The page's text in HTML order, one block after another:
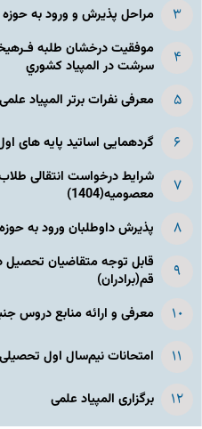
مراحل پذیرش و ورود به
موفقیت درخشان طلبه
سرشت در المپياد كشوري
معرفی نفرات برتر المپیاد
گردهمایی اساتید پایه های
شرایط درخواست انتقالی
معصومیه(1404)
پذیرش داوطلبان ورود به حوزه های
قابل توجه متقاضیان
قم(برادران)
معرفی و ارائه منابع دروس
امتحانات نیم‌سال اول تحصیلی 1402-1401
برگزاری المپیاد علمی